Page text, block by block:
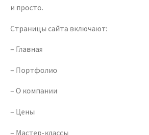
и просто.
Страницы сайта включают:
– Главная
– Портфолио
– О компании
– Цены
– Мастер-классы